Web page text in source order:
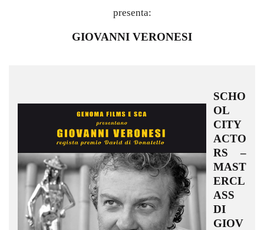
presenta:
GIOVANNI VERONESI
SCHO
OL
CITY
ACTO
RS –
MAST
ERCL
ASS
DI
GIOV